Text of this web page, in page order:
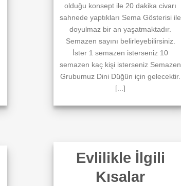
olduğu konsept ile 20 dakika civarı
sahnede yaptıkları Sema Gösterisi ile
doyulmaz bir an yaşatmaktadır.
Semazen sayını belirleyebilirsiniz.
İster 1 semazen isterseniz 10
semazen kaç kişi isterseniz Semazen
Grubumuz Dini Düğün için gelecektir.
[...]
Evlilikle İlgili
Kısalar